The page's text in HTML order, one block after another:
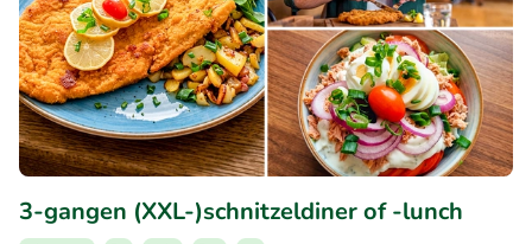
3-gangen (XXL-)schnitzeldiner of -lunch